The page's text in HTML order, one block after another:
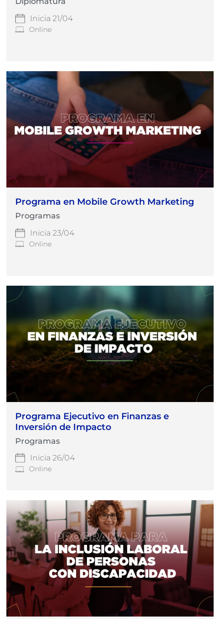
Inicia 21/04
Online
Programa en Mobile Growth Marketing
Programas
Inicia 23/04
Online
Programa Ejecutivo en Finanzas e
Inversión de Impacto
Programas
Inicia 26/04
Online